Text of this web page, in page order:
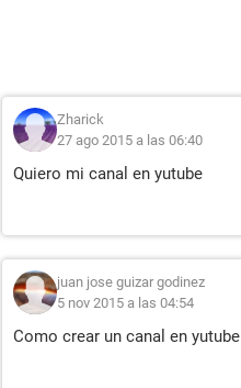
Zharick
27 ago 2015 a las 06:40
Quiero mi canal en yutube
juan jose guizar godinez
5 nov 2015 a las 04:54
Como crear un canal en yutube